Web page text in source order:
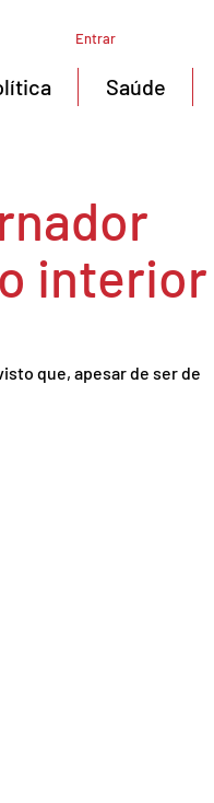
Entrar
Saúde
interior
que, apesar de ser de